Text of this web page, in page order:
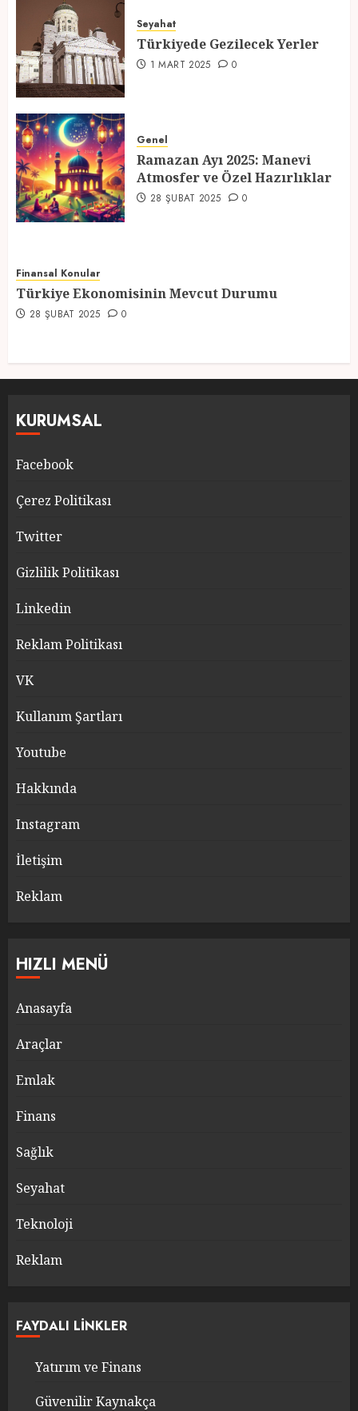
4
1 MART 2025
5
Atmosfer ve Özel Hazırlıklar
28 ŞUBAT 2025 0
Seyahat
Türkiyede Gezilecek Yerler
1 MART 2025 0
Genel
Ramazan Ayı 2025: Manevi
Atmosfer ve Özel Hazırlıklar
28 ŞUBAT 2025 0
Finansal Konular
Türkiye Ekonomisinin Mevcut Durumu
28 ŞUBAT 2025 0
KURUMSAL
Facebook
Çerez Politikası
Twitter
Gizlilik Politikası
Linkedin
Reklam Politikası
VK
Kullanım Şartları
Youtube
Hakkında
Instagram
İletişim
Reklam
HIZLI MENÜ
Anasayfa
Araçlar
Emlak
Finans
Sağlık
Seyahat
Teknoloji
Reklam
FAYDALI LINKLER
Yatırım ve Finans
Güvenilir Kaynakça